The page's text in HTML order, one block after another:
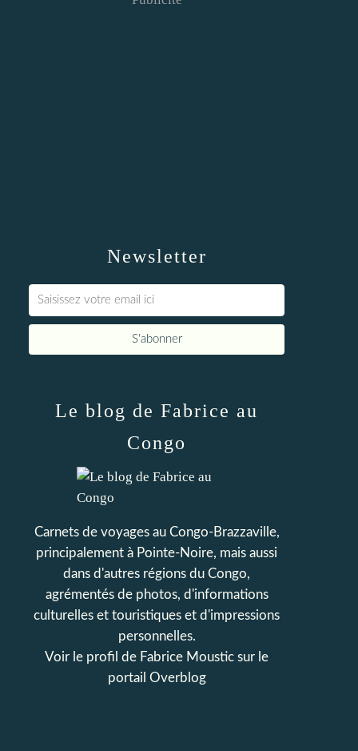
Newsletter
Le blog de Fabrice au
Congo
Carnets de voyages au Congo-Brazzaville,
principalement à Pointe-Noire, mais aussi
dans d'autres régions du Congo,
agrémentés de photos, d'informations
culturelles et touristiques et d'impressions
personnelles.
Voir le profil de Fabrice Moustic sur le
portail Overblog